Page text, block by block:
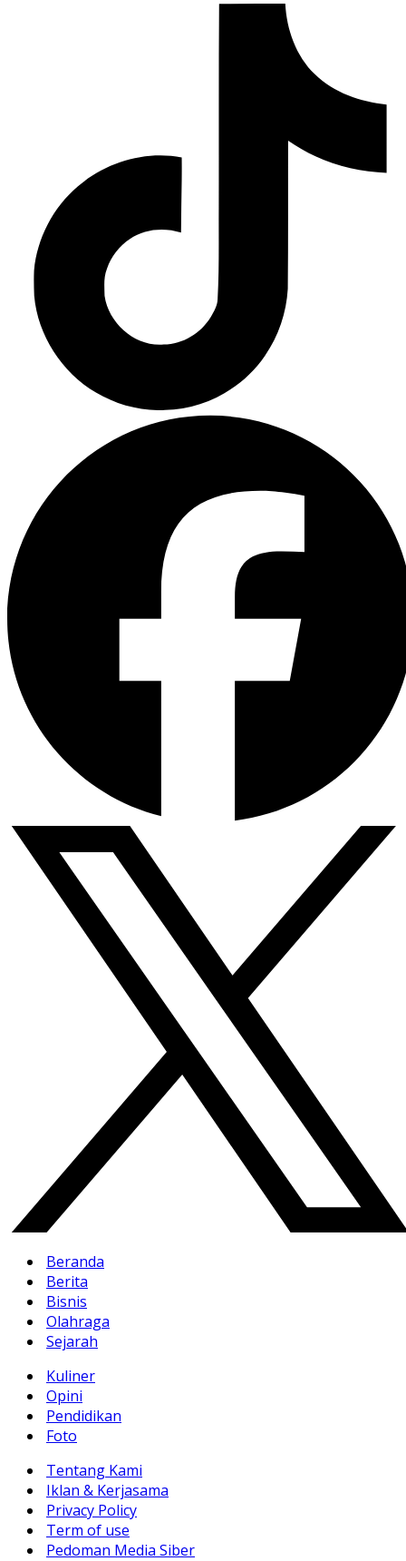
Beranda
Berita
Bisnis
Olahraga
Sejarah
Kuliner
Opini
Pendidikan
Foto
Tentang Kami
Iklan & Kerjasama
Privacy Policy
Term of use
Pedoman Media Siber